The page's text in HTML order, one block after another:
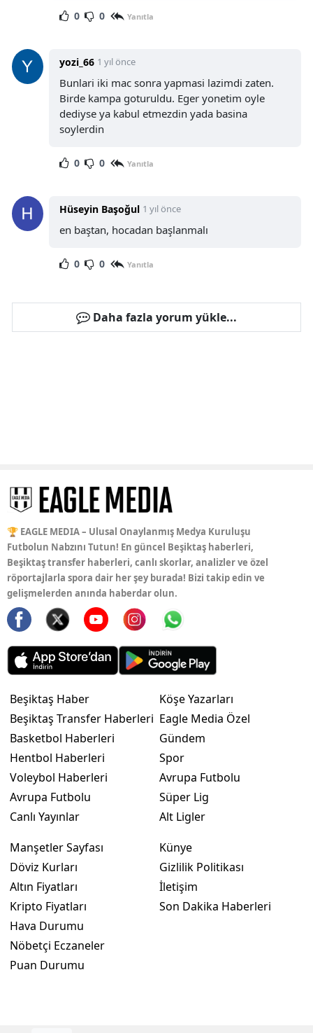
0 0 Yanıtla
yozi_66 1 yıl önce
Bunlari iki mac sonra yapmasi lazimdi zaten.
Birde kampa goturuldu. Eger yonetim oyle
dediyse ya kabul etmezdin yada basina
soylerdin
0 0 Yanıtla
Hüseyin Başoğul 1 yıl önce
en baştan, hocadan başlanmalı
0 0 Yanıtla
Daha fazla yorum yükle...
🏆 EAGLE MEDIA – Ulusal Onaylanmış Medya Kuruluşu
Futbolun Nabzını Tutun! En güncel Beşiktaş haberleri,
Beşiktaş transfer haberleri, canlı skorlar, analizler ve özel
röportajlarla spora dair her şey burada! Bizi takip edin ve
gelişmelerden anında haberdar olun.
Beşiktaş Haber
Beşiktaş Transfer Haberleri
Basketbol Haberleri
Hentbol Haberleri
Voleybol Haberleri
Avrupa Futbolu
Canlı Yayınlar
Köşe Yazarları
Eagle Media Özel
Gündem
Spor
Avrupa Futbolu
Süper Lig
Alt Ligler
Manşetler Sayfası
Döviz Kurları
Altın Fiyatları
Kripto Fiyatları
Hava Durumu
Nöbetçi Eczaneler
Puan Durumu
Künye
Gizlilik Politikası
İletişim
Son Dakika Haberleri